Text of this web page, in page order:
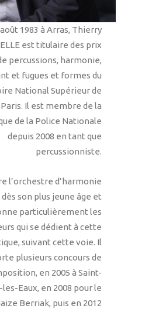
1983 à Arras, Thierry
est titulaire des prix
percussions, harmonie,
et fugues et formes du
National Supérieur de
Il est membre de la
de la Police Nationale
depuis 2008 en tant que
percussionniste.
l’orchestre d’harmonie
dès son plus jeune âge et
particulièrement les
qui se dédient à cette
suivant cette voie. Il
plusieurs concours de
en 2005 à Saint-
Eaux, en 2008 pour le
Berriak, puis en 2012